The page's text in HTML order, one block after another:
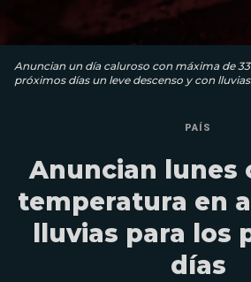
Anuncian un día caluroso con máxima de
próximos días un leve descenso y con
PAÍS
Anuncian lunes
temperatura en
lluvias para los
dí­as